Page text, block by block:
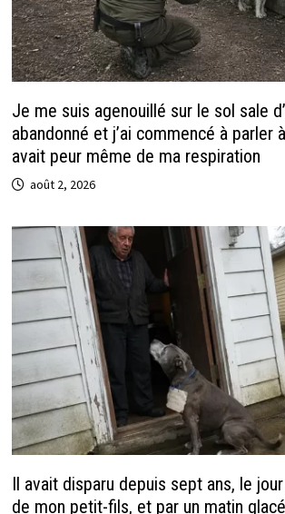
Je me suis agenouillé sur le sol sale
abandonné et j’ai commencé à parler
avait peur même de ma respiration
août 2, 2026
Il avait disparu depuis sept ans, le
de mon petit-fils, et par un matin